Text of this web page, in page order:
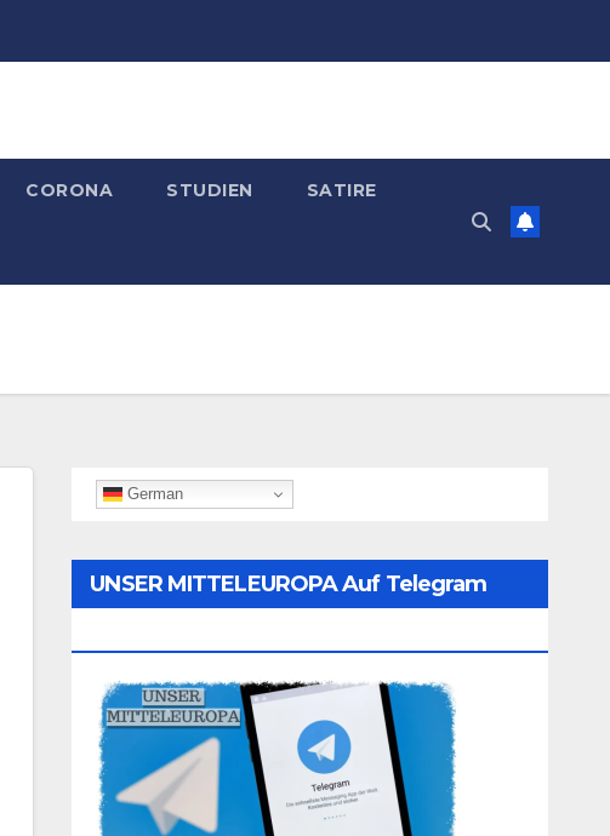
CORONA STUDIEN SATIRE
German
UNSER MITTELEUROPA Auf Telegram